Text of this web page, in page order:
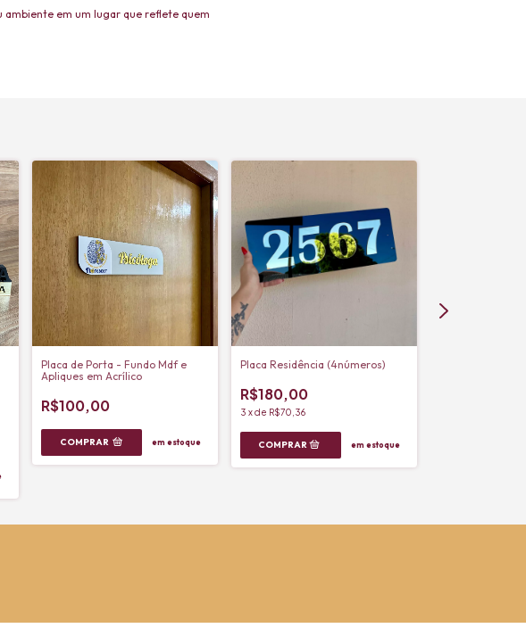
ambiente em um lugar que reflete quem
Placa de Porta - Fundo Mdf e
Apliques em Acrílico
R$100,00
COMPRAR em estoque
Placa Residência (4números)
R$180,00
3 xde R$70,36
em estoque